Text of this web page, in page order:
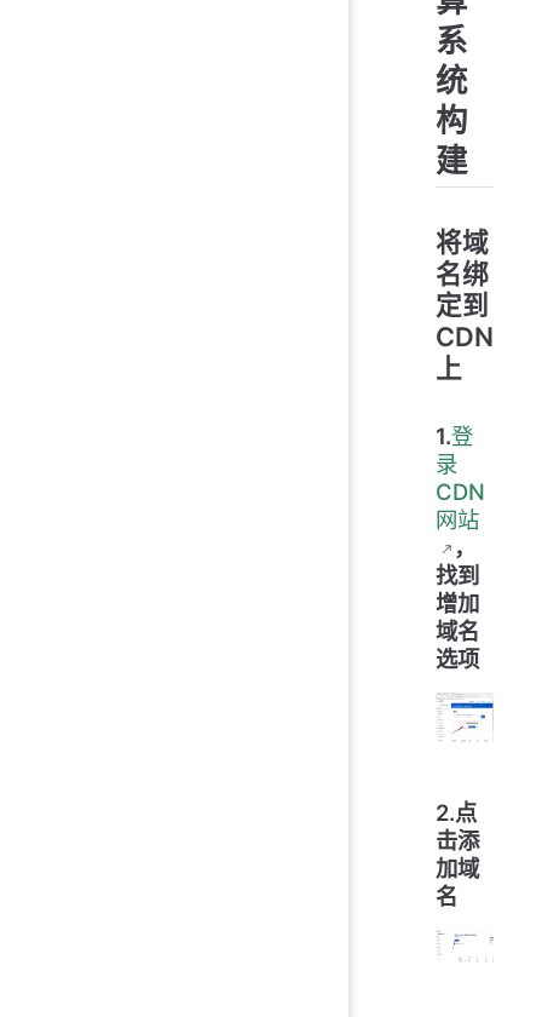
系
统
构
建
将域
名绑
定到
CDN
上
1.登
录
CDN
网站
，
找到
增加
域名
选项
2.点
击添
加域
名